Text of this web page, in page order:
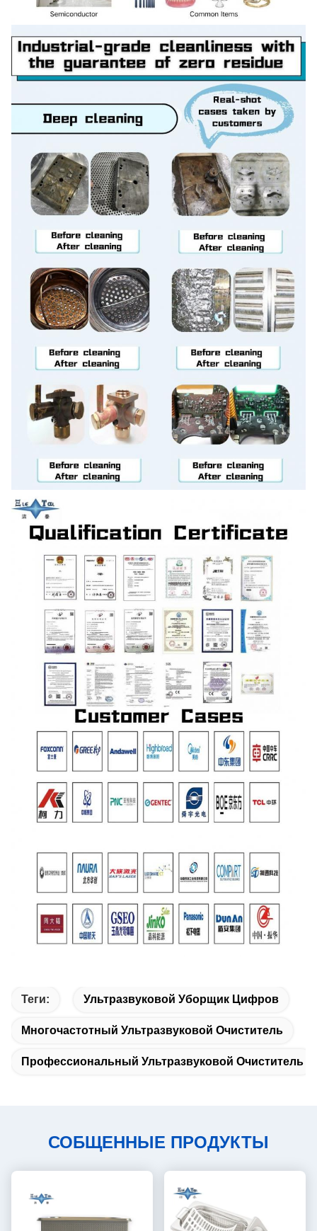
Теги: Ультразвуковой Уборщик Цифров
Многочастотный Ультразвуковой Очиститель
Профессиональный Ультразвуковой Очиститель
СОБЩЕННЫЕ ПРОДУКТЫ